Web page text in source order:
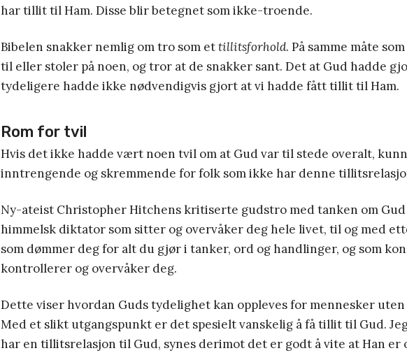
har tillit til Ham. Disse blir betegnet som ikke-troende.
Bibelen snakker nemlig om tro som ettillitsforhold. På samme måte
til eller stoler på noen, og tror at de snakker sant. Det at Gud hadde
tydeligere hadde ikke nødvendigvis gjort at vi hadde fått tillit til Ham.
Rom for tvil
Hvis det ikke hadde vært noen tvil om at Gud var til stede overalt,
inntrengende og skremmende for folk som ikke har denne
Ny-ateist Christopher Hitchens kritiserte gudstro med tanken om Gud
himmelsk diktator som sitter og overvåker deg hele livet, til og med
som dømmer deg for alt du gjør i tanker, ord og handlinger, og som
kontrollerer og overvåker deg.
Dette viser hvordan Guds tydelighet kan oppleves for mennesker
Med et slikt utgangspunkt er det spesielt vanskelig å få tillit til Gud.
har en tillitsrelasjon til Gud, synes derimot det er godt å vite at Han er